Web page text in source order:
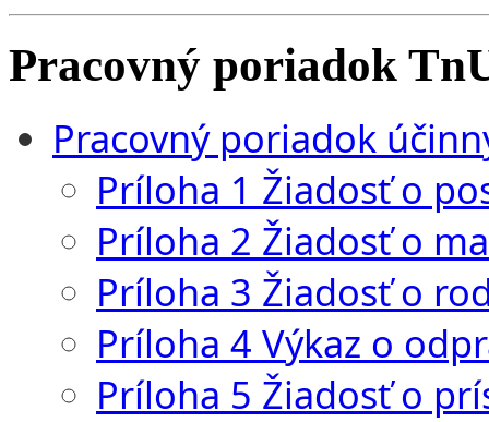
Pracovný poriadok
Pracovný poriadok
Príloha 1 Žiadosť o
Príloha 2 Žiadosť o
Príloha 3 Žiadosť o
Príloha 4 Výkaz o
Príloha 5 Žiadosť o